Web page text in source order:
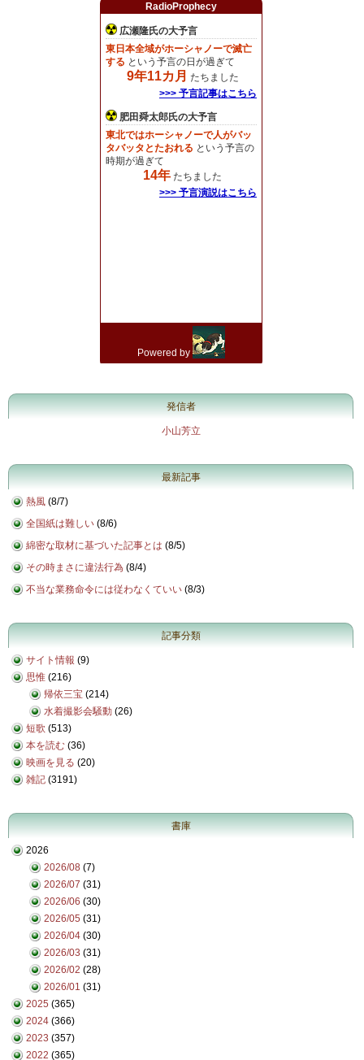
発信者
小山芳立
最新記事
熱風 (8/7)
全国紙は難しい (8/6)
綿密な取材に基づいた記事とは (8/5)
その時まさに違法行為 (8/4)
不当な業務命令には従わなくていい (8/3)
記事分類
サイト情報 (9)
思惟 (216)
帰依三宝 (214)
水着撮影会騒動 (26)
短歌 (513)
本を読む (36)
映画を見る (20)
雑記 (3191)
書庫
2026
2026/08 (7)
2026/07 (31)
2026/06 (30)
2026/05 (31)
2026/04 (30)
2026/03 (31)
2026/02 (28)
2026/01 (31)
2025 (365)
2024 (366)
2023 (357)
2022 (365)